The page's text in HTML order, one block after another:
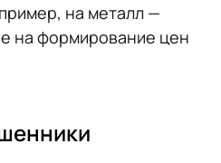
на металл —
на формирование цен